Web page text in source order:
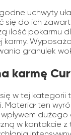
uchwyty
do ich
ilość pokarmu
granulek
karmę
w tej kategorii
ten
w kontakcie